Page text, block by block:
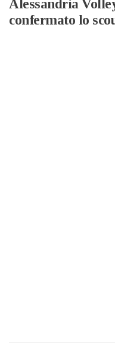
Alessandria
confermato lo